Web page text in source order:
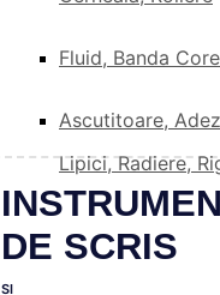
Fluid, Banda
Ascutitoare,
Lipici, Radiere,
DE SCRIS
SI